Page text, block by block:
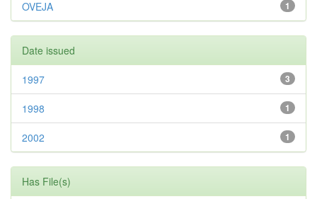
1
OVEJA
Date issued
3
1997
1
1998
1
2002
Has File(s)